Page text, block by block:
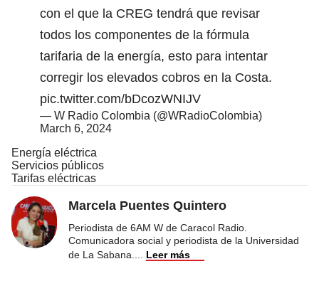
con el que la CREG tendrá que revisar
todos los componentes de la fórmula
tarifaria de la energía, esto para intentar
corregir los elevados cobros en la Costa.
pic.twitter.com/bDcozWNIJV
— W Radio Colombia (@WRadioColombia)
March 6, 2024
Energía eléctrica
Servicios públicos
Tarifas eléctricas
Marcela Puentes Quintero
Periodista de 6AM W de Caracol Radio.
Comunicadora social y periodista de la Universidad
de La Sabana.
Leer más